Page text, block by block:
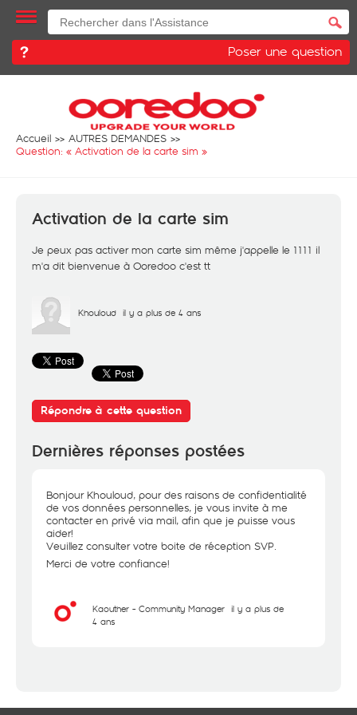
Poser une question
Accueil
AUTRES DEMANDES
Question: « Activation de la carte sim »
Activation de la carte sim
Je peux pas activer mon carte sim même j'appelle le 1111 il
m'a dit bienvenue à Ooredoo c'est tt
Khouloud il y a plus de 4 ans
Répondre à cette question
Dernières réponses postées
Bonjour Khouloud, pour des raisons de confidentialité
de vos données personnelles, je vous invite à me
contacter en privé via mail, afin que je puisse vous
aider!
Veuillez consulter votre boite de réception SVP.
Merci de votre confiance!
Kaouther - Community Manager il y a plus de
4 ans